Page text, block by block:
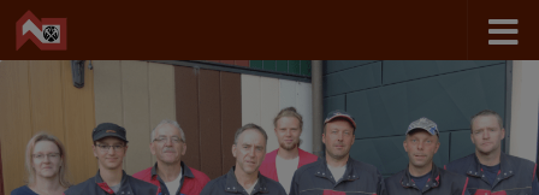
Zum Inhalt springen